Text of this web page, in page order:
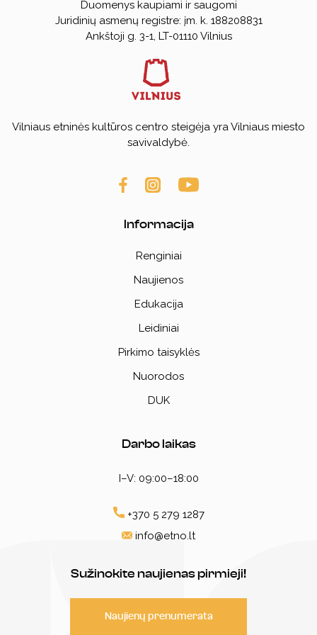
Teisinė informacija
Parama, bendradarbiavimas
Duomenys kaupiami ir saugomi
Juridinių asmenų registre: įm. k. 188208831
Ankštoji g. 3-1, LT-01110 Vilnius
Vilniaus etninės kultūros centro steigėja yra Vilniaus miesto
savivaldybė.
Informacija
Renginiai
Naujienos
Edukacija
Leidiniai
Pirkimo taisyklės
Nuorodos
DUK
Darbo laikas
I–V: 09:00–18:00
+370 5 279 1287
info@etno.lt
Sužinokite naujienas pirmieji!
Naujienų prenumerata